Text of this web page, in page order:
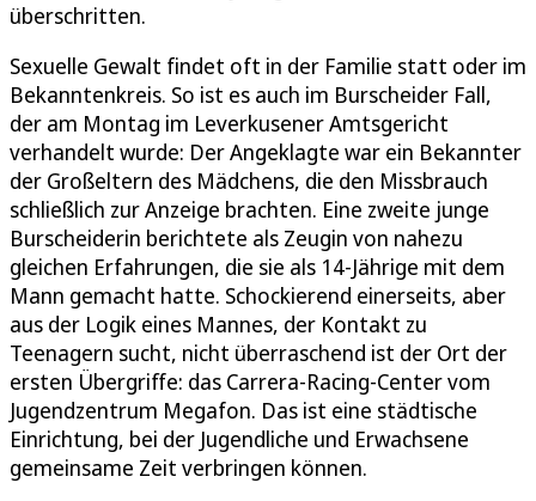
überschritten.
Sexuelle Gewalt findet oft in der Familie statt oder im
Bekanntenkreis. So ist es auch im Burscheider Fall,
der am Montag im Leverkusener Amtsgericht
verhandelt wurde: Der Angeklagte war ein Bekannter
der Großeltern des Mädchens, die den Missbrauch
schließlich zur Anzeige brachten. Eine zweite junge
Burscheiderin berichtete als Zeugin von nahezu
gleichen Erfahrungen, die sie als 14-Jährige mit dem
Mann gemacht hatte. Schockierend einerseits, aber
aus der Logik eines Mannes, der Kontakt zu
Teenagern sucht, nicht überraschend ist der Ort der
ersten Übergriffe: das Carrera-Racing-Center vom
Jugendzentrum Megafon. Das ist eine städtische
Einrichtung, bei der Jugendliche und Erwachsene
gemeinsame Zeit verbringen können.